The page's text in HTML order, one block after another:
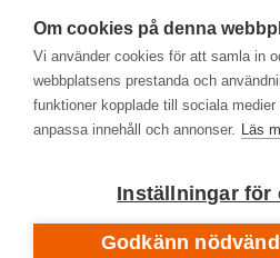
Dataskydd och registerbeskrivningar
Länkbiblioteket
Om cookies på denna
Vi använder cookies för att samla in
webbplatsens prestanda och
funktioner kopplade till sociala
anpassa innehåll och annonser. Läs
Inställningar för
Godkänn